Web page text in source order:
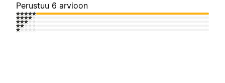
Perustuu 6 arvioon